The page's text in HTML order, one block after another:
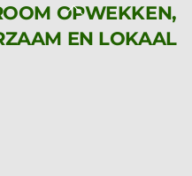
OPWEKKEN,
EN LOKAAL
Back
To